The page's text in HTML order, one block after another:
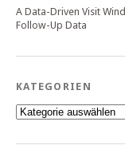
A Data-Driven Visit
Follow-Up Data
KATEGORIEN
Kategorien